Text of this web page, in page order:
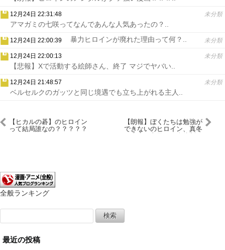
12月24日 22:31:48 未分類
アマガミの七咲ってなんであんな人気あったの？..
12月24日 22:00:39 未分類
暴力ヒロインが廃れた理由って何？..
12月24日 22:00:13 未分類
【悲報】Xで活動する絵師さん、終了 マジでヤバい..
12月24日 21:48:57 未分類
ベルセルクのガッツと同じ境遇でも立ち上がれる主人..
【ヒカルの碁】のヒロイン
って結局誰なの？？？？？
【朗報】ぼくたちは勉強が
できないのヒロイン、真冬
全般ランキング
索:
最近の投稿